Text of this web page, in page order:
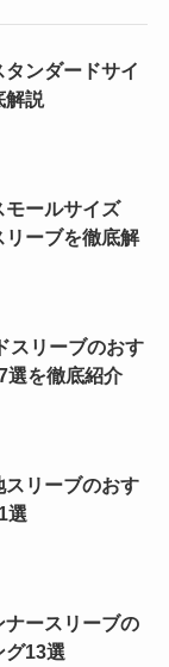
タンダードサイ
解説
モールサイズ
リーブを徹底解
スリーブのおす
選を徹底紹介
スリーブのおす
選
ナースリーブの
グ13選